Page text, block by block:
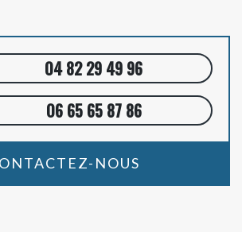
04 82 29 49 96
06 65 65 87 86
NOUS